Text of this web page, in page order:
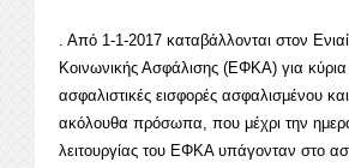
. Από 1-1-2017 καταβάλλονται στον
Κοινωνικής Ασφάλισης (ΕΦΚΑ) για
ασφαλιστικές εισφορές ασφαλισμένου
ακόλουθα πρόσωπα, που μέχρι την
λειτουργίας του ΕΦΚΑ υπάγονταν στο